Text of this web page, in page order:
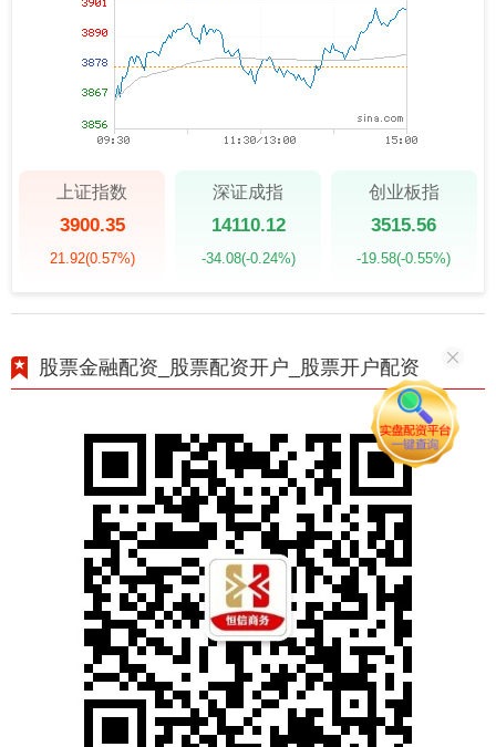
上证指数
3900.35
21.92(0.57%)
深证成指
14110.12
-34.08(-0.24%)
创业板指
3515.56
-19.58(-0.55%)
股票金融配资_股票配资开户_股票开户配资